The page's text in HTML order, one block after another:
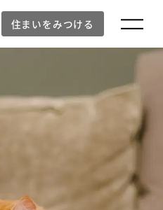
住まいをみつける